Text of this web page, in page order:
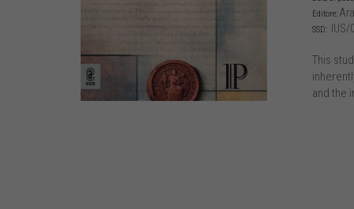
Editore:
SSD:
This
and the